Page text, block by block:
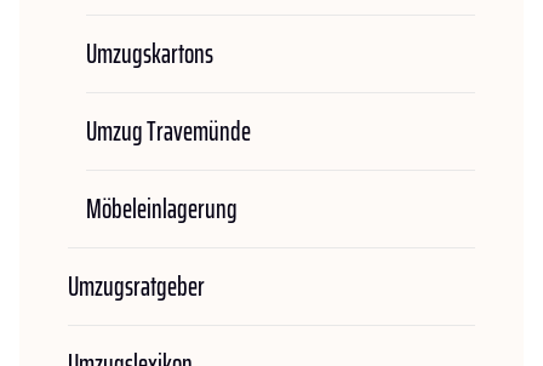
Umzugskartons
Umzug Travemünde
Möbeleinlagerung
Umzugsratgeber